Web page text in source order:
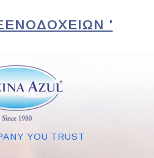
'
YOU TRUST